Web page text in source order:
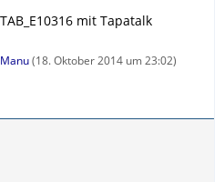
mit Tapatalk
(18. Oktober 2014 um 23:02)